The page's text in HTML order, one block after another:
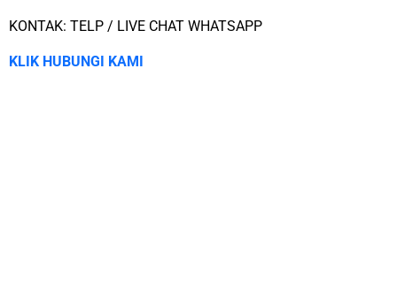
KONTAK: TELP / LIVE CHAT WHATSAPP
KLIK HUBUNGI KAMI